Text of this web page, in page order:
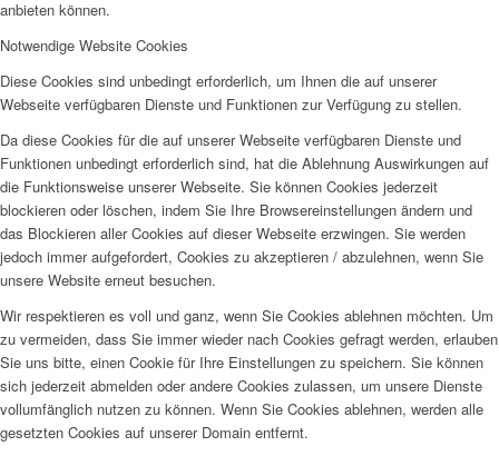
anbieten können.
Notwendige Website Cookies
Diese Cookies sind unbedingt erforderlich, um Ihnen die auf unserer
Webseite verfügbaren Dienste und Funktionen zur Verfügung zu stellen.
Da diese Cookies für die auf unserer Webseite verfügbaren Dienste und
Funktionen unbedingt erforderlich sind, hat die Ablehnung Auswirkungen auf
die Funktionsweise unserer Webseite. Sie können Cookies jederzeit
blockieren oder löschen, indem Sie Ihre Browsereinstellungen ändern und
das Blockieren aller Cookies auf dieser Webseite erzwingen. Sie werden
jedoch immer aufgefordert, Cookies zu akzeptieren / abzulehnen, wenn Sie
unsere Website erneut besuchen.
Wir respektieren es voll und ganz, wenn Sie Cookies ablehnen möchten. Um
zu vermeiden, dass Sie immer wieder nach Cookies gefragt werden, erlauben
Sie uns bitte, einen Cookie für Ihre Einstellungen zu speichern. Sie können
sich jederzeit abmelden oder andere Cookies zulassen, um unsere Dienste
vollumfänglich nutzen zu können. Wenn Sie Cookies ablehnen, werden alle
gesetzten Cookies auf unserer Domain entfernt.